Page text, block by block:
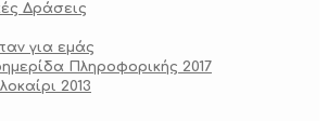
Δράσεις
για εμάς
Πληροφορικής 2017
2013